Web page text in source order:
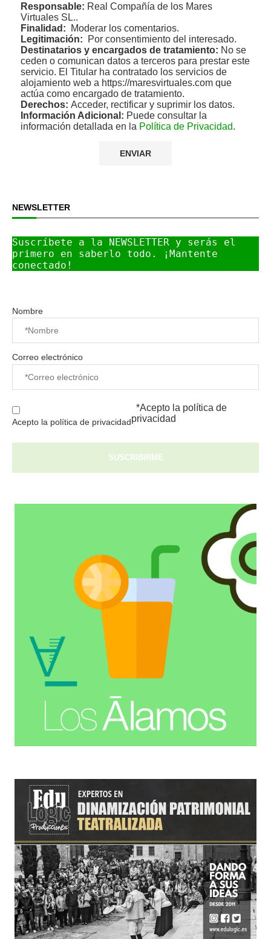
Responsable: Real Compañía de los Mares
Virtuales SL..
Finalidad: Moderar los comentarios.
Legitimación: Por consentimiento del interesado.
Destinatarios y encargados de tratamiento: No se
ceden o comunican datos a terceros para prestar este
servicio. El Titular ha contratado los servicios de
alojamiento web a https://maresvirtuales.com que
actúa como encargado de tratamiento.
Derechos: Acceder, rectificar y suprimir los datos.
Información Adicional: Puede consultar la
información detallada en la Política de Privacidad.
NEWSLETTER
Suscríbete a la NEWSLETTER y serás el
primero en saberlo todo. ¡Mantente
conectado!
Nombre
Correo electrónico
Acepto la política de privacidad
*Acepto la política de
privacidad